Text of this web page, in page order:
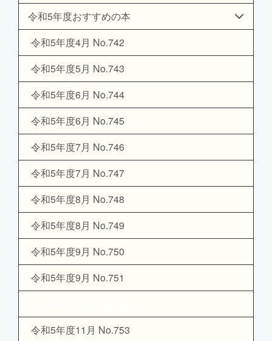
令和5年度おすすめの本
令和5年度4月 No.742
令和5年度5月 No.743
令和5年度6月 No.744
令和5年度6月 No.745
令和5年度7月 No.746
令和5年度7月 No.747
令和5年度8月 No.748
令和5年度8月 No.749
令和5年度9月 No.750
令和5年度9月 No.751
令和5年度11月 No.753